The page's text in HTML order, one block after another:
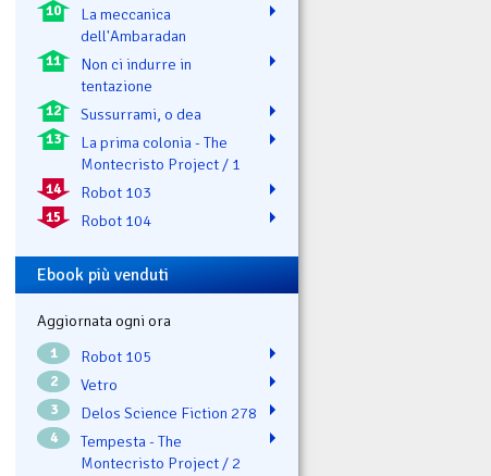
10
La meccanica
dell'Ambaradan
11
Non ci indurre in
tentazione
12 Sussurrami, o dea
13
La prima colonia - The
Montecristo Project / 1
14 Robot 103
15 Robot 104
Ebook più venduti
Aggiornata ogni ora
1 Robot 105
2 Vetro
3 Delos Science Fiction 278
4
Tempesta - The
Montecristo Project / 2